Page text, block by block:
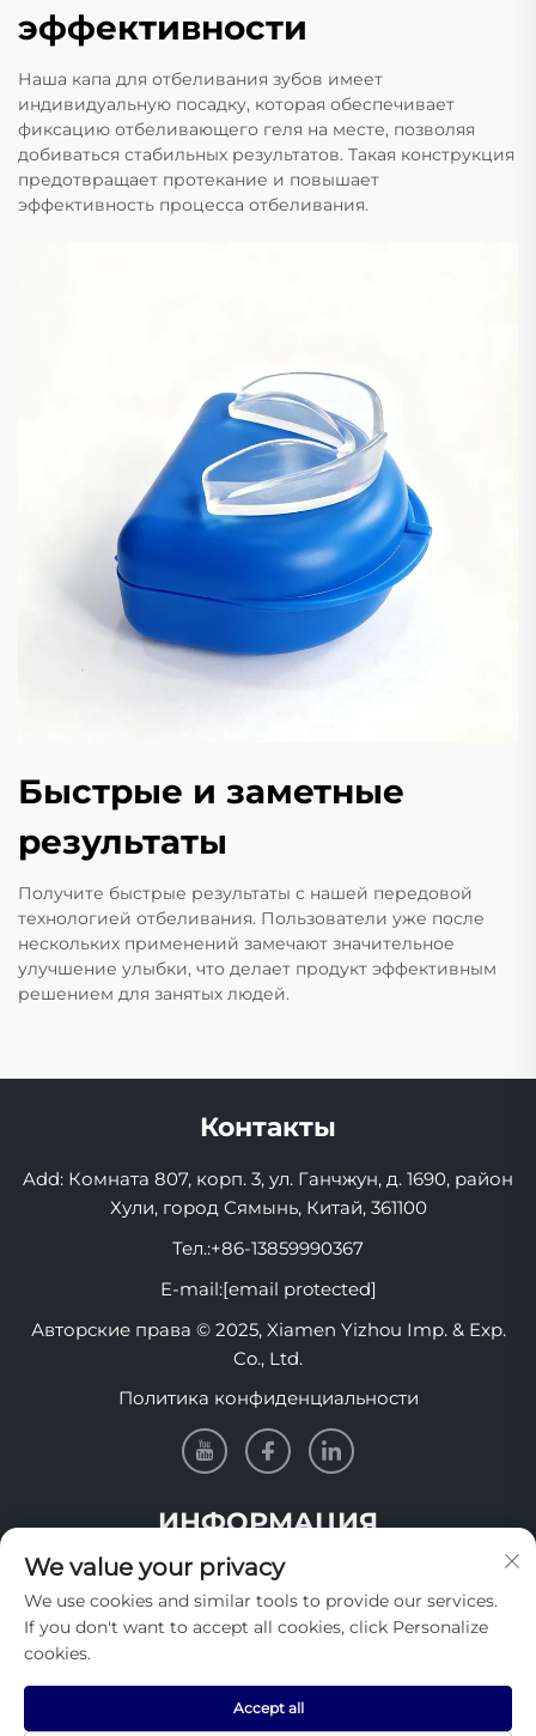
эффективности
Наша капа для отбеливания зубов имеет
индивидуальную посадку, которая обеспечивает
фиксацию отбеливающего геля на месте, позволяя
добиваться стабильных результатов. Такая конструкция
предотвращает протекание и повышает
эффективность процесса отбеливания.
Быстрые и заметные
результаты
Получите быстрые результаты с нашей передовой
технологией отбеливания. Пользователи уже после
нескольких применений замечают значительное
улучшение улыбки, что делает продукт эффективным
решением для занятых людей.
Контакты
Add: Комната 807, корп. 3, ул. Ганчжун, д. 1690, район
Хули, город Сямынь, Китай, 361100
Тел.:+86-13859990367
E-mail:[email protected]
Авторские права © 2025, Xiamen Yizhou Imp. & Exp.
Co., Ltd.
Политика конфиденциальности
ИНФОРМАЦИЯ
Подпишитесь, чтобы получать нашу еженедельную
рассылку
We value your privacy
We use cookies and similar tools to provide our services.
If you don't want to accept all cookies, click Personalize
cookies.
Accept all